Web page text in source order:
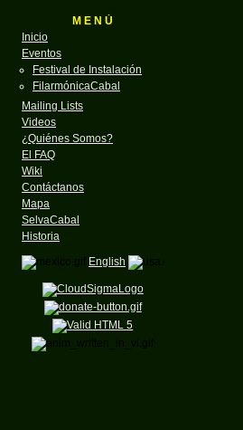
M E N Ú
Inicio
Eventos
Festival de Instalación
FilarmónicaCabal
Mailing Lists
Videos
¿Quiénes Somos?
El FAQ
Wiki
Contáctanos
Mapa
SelvaCabal
Historia
English